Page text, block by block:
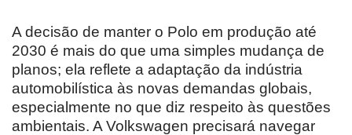
A decisão de manter o Polo em produção até
2030 é mais do que uma simples mudança de
planos; ela reflete a adaptação da indústria
automobilística às novas demandas globais,
especialmente no que diz respeito às questões
ambientais. A Volkswagen precisará navegar